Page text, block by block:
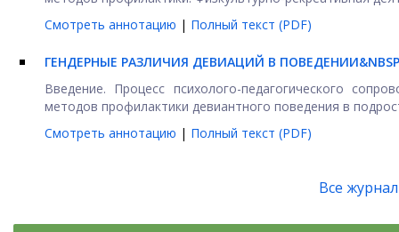
Смотреть аннотацию | Полный текст (PDF)
ГЕНДЕРНЫЕ РАЗЛИЧИЯ ДЕВИАЦИЙ В
Введение. Процесс психолого-педагогического
методов профилактики девиантного поведения в
Смотреть аннотацию | Полный текст (PDF)
Все